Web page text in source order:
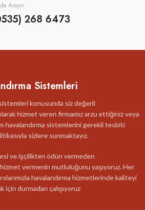
Arayın
268 6473
Sistemleri
konusunda siz değerli
hizmet veren firmamız arzu ettiğiniz veya
havalandırma sistemlerini gerekli tesbiti
sizlere sunmaktayız.
ve işçilikten ödün vermeden
vermenin mutluluğunu yaşıyoruz. Her
havalandırma hizmetlerinde kaliteyi
için durmadan çalışıyoruz